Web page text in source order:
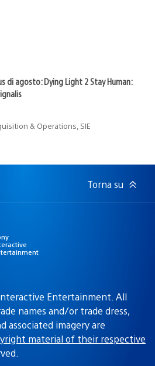
di agosto: Dying Light 2 Stay Human:
& Operations, SIE
Torna su
Entertainment. All
names and/or trade dress,
associated imagery are
material of their respective